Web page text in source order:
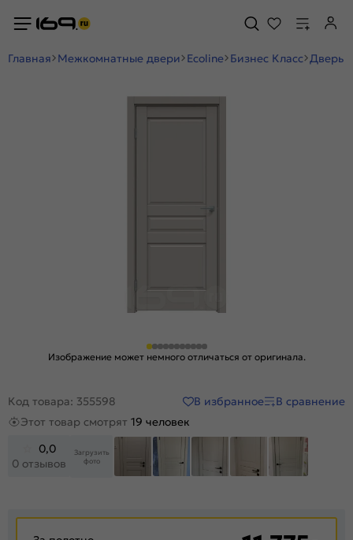
Главная Межкомнатные двери Ecoline Бизнес Класс Дверь
Изображение может немного отличаться от оригинала.
Код товара: 355598 В избранное
В сравнение
Этот товар смотрят 19 человек
0,0
0 отзывов
Загрузить
фото